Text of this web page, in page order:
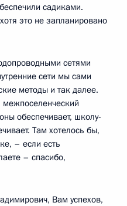
садиками.
это не запланировано
сетями
сети мы сами
методы и так далее.
межпоселенческий
обеспечивает, школу-
Там хотелось бы,
– если есть
– спасибо,
Вам успехов,